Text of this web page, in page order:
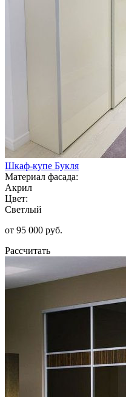
Шкаф-купе Букля
Материал фасада:
Акрил
Цвет:
Светлый
от 95 000 руб.
Рассчитать